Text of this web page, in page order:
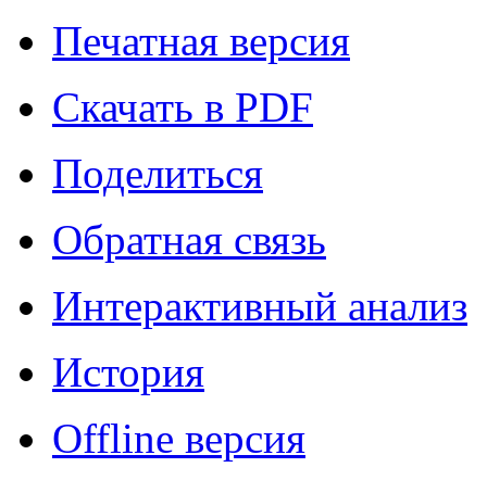
Печатная версия
Скачать в PDF
Поделиться
Обратная связь
Интерактивный анализ
История
Offline версия